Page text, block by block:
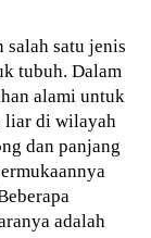
salah satu jenis
tubuh. Dalam
alami untuk
liar di wilayah
dan panjang
adalah